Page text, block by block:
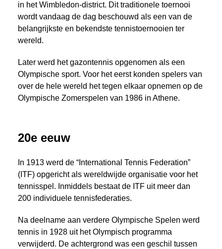
in het Wimbledon-district. Dit traditionele toernooi
wordt vandaag de dag beschouwd als een van de
belangrijkste en bekendste tennistoernooien ter
wereld.
Later werd het gazontennis opgenomen als een
Olympische sport. Voor het eerst konden spelers van
over de hele wereld het tegen elkaar opnemen op de
Olympische Zomerspelen van 1986 in Athene.
20e eeuw
In 1913 werd de “International Tennis Federation”
(ITF) opgericht als wereldwijde organisatie voor het
tennisspel. Inmiddels bestaat de ITF uit meer dan
200 individuele tennisfederaties.
Na deelname aan verdere Olympische Spelen werd
tennis in 1928 uit het Olympisch programma
verwijderd. De achtergrond was een geschil tussen